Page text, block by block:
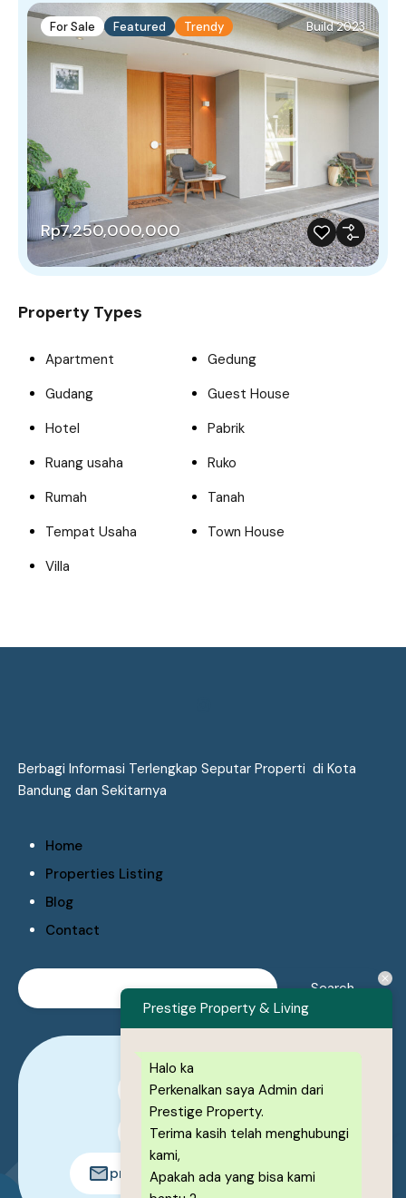
For Sale Featured Trendy Build 2023
Rp7,250,000,000
Property Types
Apartment
Gedung
Gudang
Guest House
Hotel
Pabrik
Ruang usaha
Ruko
Rumah
Tanah
Tempat Usaha
Town House
Villa
Berbagi Informasi Terlengkap Seputar Properti di Kota
Bandung dan Sekitarnya
Home
Properties Listing
Blog
Contact
0878-1222-8443
0878-1222-8443
prestigeproperty.id@gmail.com
Prestige Property & Living
Halo ka
Perkenalkan saya Admin dari
Prestige Property.
Terima kasih telah menghubungi
kami,
Apakah ada yang bisa kami